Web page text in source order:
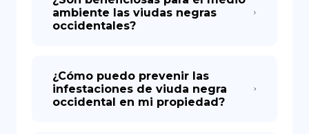
ambiente las viudas negras
occidentales?
¿Cómo puedo prevenir las
infestaciones de viuda negra
occidental en mi propiedad?